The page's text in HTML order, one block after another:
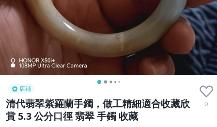
店鋪
清代翡翠紫羅蘭手鐲，做工精細適合收藏欣
賞 5.3 公分口徑 翡翠 手鐲 收藏
0